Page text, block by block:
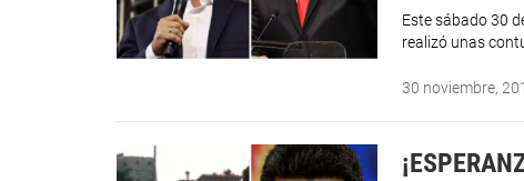
Este sábado 30
realizó unas
30 noviembre,